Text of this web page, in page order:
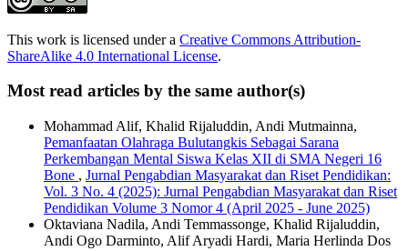
This work is licensed under a Creative Commons Attribution-
ShareAlike 4.0 International License.
Most read articles by the same author(s)
Mohammad Alif, Khalid Rijaluddin, Andi Mutmainna,
Pemanfaatan Olahraga Bulutangkis Sebagai Sarana
Perkembangan Mental Siswa Kelas XII di SMA Negeri 16
Bone , Jurnal Pengabdian Masyarakat dan Riset Pendidikan:
Vol. 3 No. 4 (2025): Jurnal Pengabdian Masyarakat dan Riset
Pendidikan Volume 3 Nomor 4 (April 2025 - June 2025)
Oktaviana Nadila, Andi Temmassonge, Khalid Rijaluddin,
Andi Ogo Darminto, Alif Aryadi Hardi, Maria Herlinda Dos